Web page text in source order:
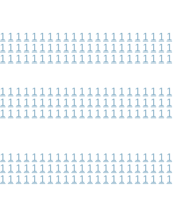
1 1 1 1 1 1 1 1 1 1 1 1 1 1 1 1 1 1 1 1 1 1
1 1 1 1 1 1 1 1 1 1 1 1 1 1 1 1 1 1 1 1 1 1
1 1 1 1 1 1 1 1 1 1 1 1 1 1 1 1 1 1 1 1 1 1
1 1 1 1 1 1 1 1 1 1 1 1 1 1 1 1 1 1 1 1 1 1
1 1 1 1 1 1 1 1 1 1 1 1 1 1 1 1 1 1 1 1 1 1
1 1 1 1 1 1 1 1 1 1 1 1 1 1 1 1 1 1 1 1 1 1
1 1 1 1 1 1 1 1 1 1 1 1 1 1 1 1 1 1 1 1 1 1
1 1 1 1 1 1 1 1 1 1 1 1 1 1 1 1 1 1 1 1 1 1
1 1 1 1 1 1 1 1 1 1 1 1 1 1 1 1 1 1 1 1 1 1